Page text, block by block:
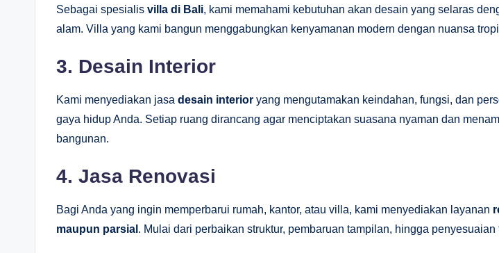
Sebagai spesialis villa di Bali, kami memahami kebutuhan akan desain yang selaras
alam. Villa yang kami bangun menggabungkan kenyamanan modern dengan nuansa
3. Desain Interior
Kami menyediakan jasa desain interior yang mengutamakan keindahan, fungsi, dan
gaya hidup Anda. Setiap ruang dirancang agar menciptakan suasana nyaman dan
bangunan.
4. Jasa Renovasi
Bagi Anda yang ingin memperbarui rumah, kantor, atau villa, kami menyediakan layanan
maupun parsial . Mulai dari perbaikan struktur, pembaruan tampilan, hingga penyesuaian